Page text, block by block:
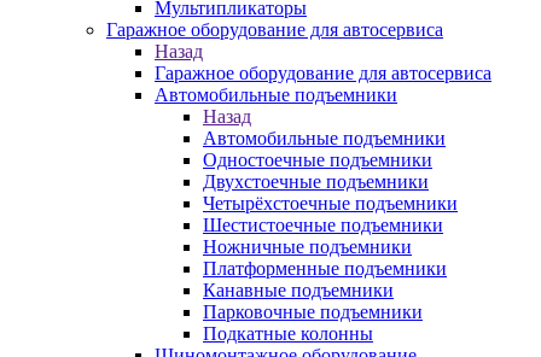
Мультипликаторы
Гаражное оборудование для автосервиса
Назад
Гаражное оборудование для автосервиса
Автомобильные подъемники
Назад
Автомобильные подъемники
Одностоечные подъемники
Двухстоечные подъемники
Четырёхстоечные подъемники
Шестистоечные подъемники
Ножничные подъемники
Платформенные подъемники
Канавные подъемники
Парковочные подъемники
Подкатные колонны